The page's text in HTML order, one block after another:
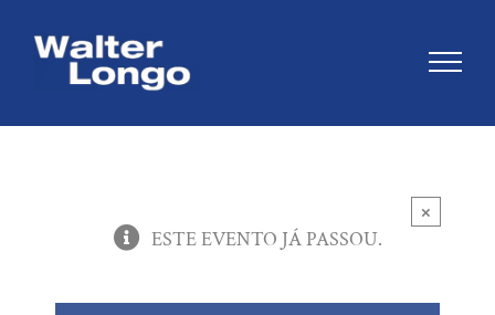
×
ESTE EVENTO JÁ PASSOU.